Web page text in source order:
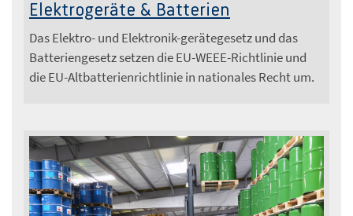
Elektrogeräte & Batterien
Das Elektro- und Elektronik-gerätegesetz und das
Batteriengesetz setzen die EU-WEEE-Richtlinie und
die EU-Altbatterienrichtlinie in nationales Recht um.